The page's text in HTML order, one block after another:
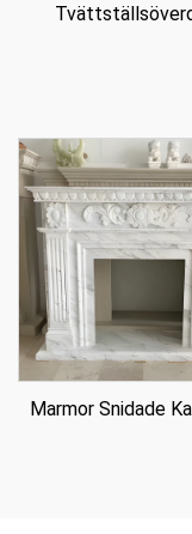
Marmor Snidade